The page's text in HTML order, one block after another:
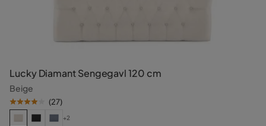
Lucky Diamant Sengegavl 120 cm
Beige
(27)
+2